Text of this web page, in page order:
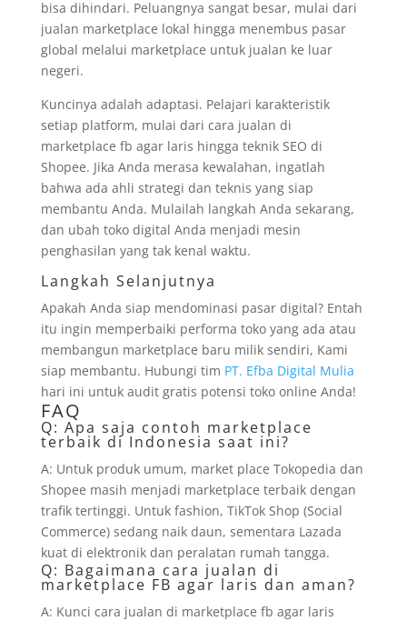
bisa dihindari. Peluangnya sangat besar, mulai dari
jualan marketplace lokal hingga menembus pasar
global melalui marketplace untuk jualan ke luar
negeri.
Kuncinya adalah adaptasi. Pelajari karakteristik
setiap platform, mulai dari cara jualan di
marketplace fb agar laris hingga teknik SEO di
Shopee. Jika Anda merasa kewalahan, ingatlah
bahwa ada ahli strategi dan teknis yang siap
membantu Anda. Mulailah langkah Anda sekarang,
dan ubah toko digital Anda menjadi mesin
penghasilan yang tak kenal waktu.
Langkah Selanjutnya
Apakah Anda siap mendominasi pasar digital? Entah
itu ingin memperbaiki performa toko yang ada atau
membangun marketplace baru milik sendiri, Kami
siap membantu. Hubungi tim PT. Efba Digital Mulia
hari ini untuk audit gratis potensi toko online Anda!
FAQ
Q: Apa saja contoh marketplace
terbaik di Indonesia saat ini?
A: Untuk produk umum, market place Tokopedia dan
Shopee masih menjadi marketplace terbaik dengan
trafik tertinggi. Untuk fashion, TikTok Shop (Social
Commerce) sedang naik daun, sementara Lazada
kuat di elektronik dan peralatan rumah tangga.
Q: Bagaimana cara jualan di
marketplace FB agar laris dan aman?
A: Kunci cara jualan di marketplace fb agar laris